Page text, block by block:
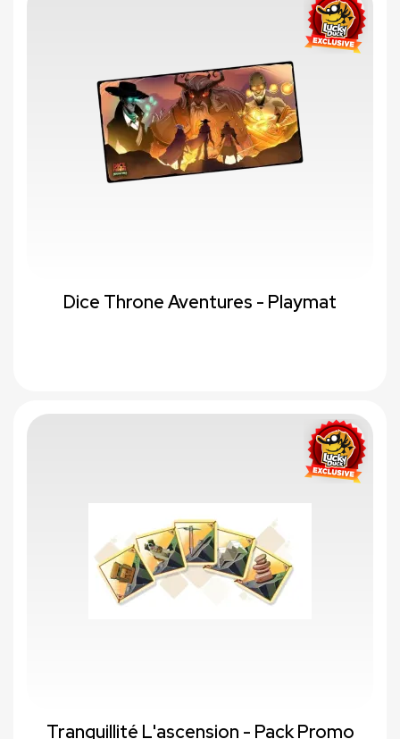
Dice Throne Aventures - Playmat
favorite_border
Tranquillité L'ascension - Pack Promo
favorite_border